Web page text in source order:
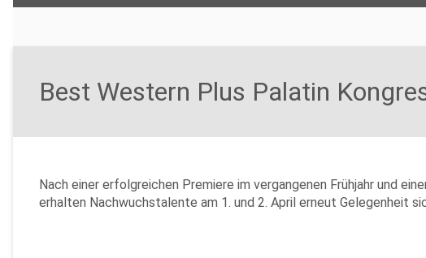
Best Western Plus Palatin
Nach einer erfolgreichen Premiere im vergangenen Frühjahr und
erhalten Nachwuchstalente am 1. und 2. April erneut Gelegenheit